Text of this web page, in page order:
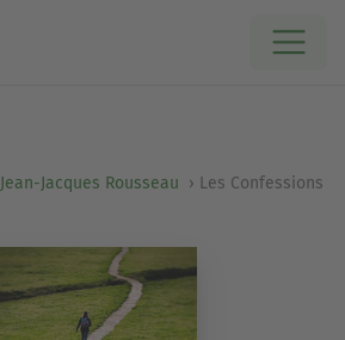
Jean-Jacques Rousseau Les Confessions